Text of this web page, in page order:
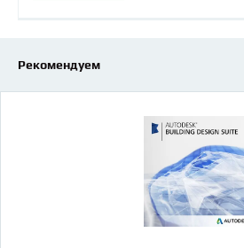
Рекомендуем